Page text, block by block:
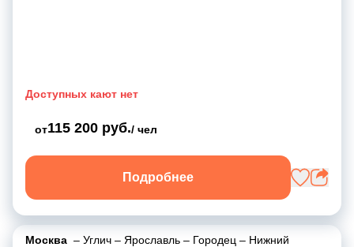
Доступных кают нет
от115 200 руб./ чел
Подробнее
Москва – Углич – Ярославль – Городец – Нижний